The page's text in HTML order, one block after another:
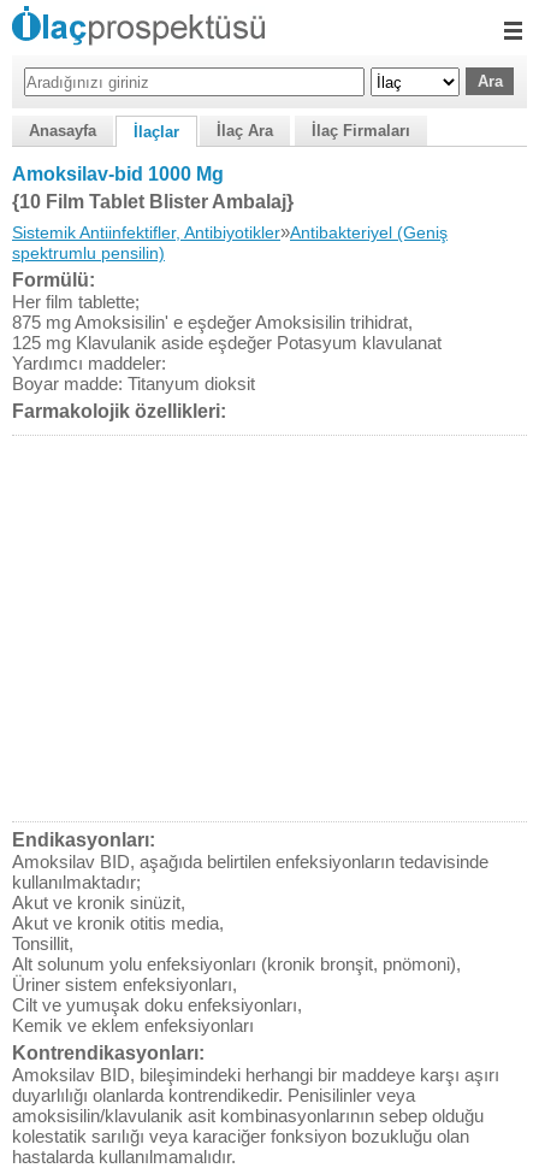
Anasayfa İlaçlar İlaç Ara İlaç Firmaları
Amoksilav-bid 1000 Mg
{10 Film Tablet Blister Ambalaj}
Sistemik Antiinfektifler, Antibiyotikler»Antibakteriyel (Geniş
spektrumlu pensilin)
Formülü:
Her film tablette;
875 mg Amoksisilin' e eşdeğer Amoksisilin trihidrat,
125 mg Klavulanik aside eşdeğer Potasyum klavulanat
Yardımcı maddeler:
Boyar madde: Titanyum dioksit
Farmakolojik özellikleri:
Endikasyonları:
Amoksilav BID, aşağıda belirtilen enfeksiyonların tedavisinde
kullanılmaktadır;
Akut ve kronik sinüzit,
Akut ve kronik otitis media,
Tonsillit,
Alt solunum yolu enfeksiyonları (kronik bronşit, pnömoni),
Üriner sistem enfeksiyonları,
Cilt ve yumuşak doku enfeksiyonları,
Kemik ve eklem enfeksiyonları
Kontrendikasyonları:
Amoksilav BID, bileşimindeki herhangi bir maddeye karşı aşırı
duyarlılığı olanlarda kontrendikedir. Penisilinler veya
amoksisilin/klavulanik asit kombinasyonlarının sebep olduğu
kolestatik sarılığı veya karaciğer fonksiyon bozukluğu olan
hastalarda kullanılmamalıdır.